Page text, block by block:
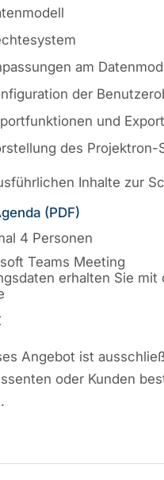
am
der
und
des Projektron-
Inhalte zur
(PDF)
4 Personen
Teams Meeting
erhalten Sie mit
Angebot ist
oder Kunden